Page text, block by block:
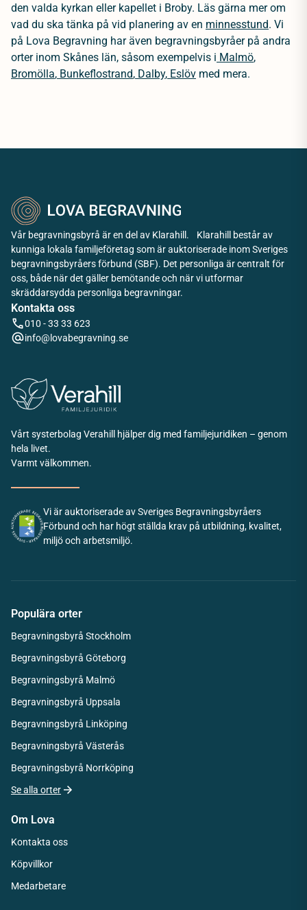
den valda kyrkan eller kapellet i Broby. Läs gärna mer om
vad du ska tänka på vid planering av en minnesstund. Vi
på Lova Begravning har även begravningsbyråer på andra
orter inom Skånes län, såsom exempelvis i Malmö,
Bromölla, Bunkeflostrand, Dalby, Eslöv med mera.
Vår begravningsbyrå är en del av Klarahill. Klarahill består av
kunniga lokala familjeföretag som är auktoriserade inom Sveriges
begravningsbyråers förbund (SBF). Det personliga är centralt för
oss, både när det gäller bemötande och när vi utformar
skräddarsydda personliga begravningar.
Kontakta oss
010 - 33 33 623
info@lovabegravning.se
Vårt systerbolag Verahill hjälper dig med familjejuridiken – genom
hela livet.
Varmt välkommen.
Vi är auktoriserade av Sveriges Begravningsbyråers
Förbund och har högt ställda krav på utbildning, kvalitet,
miljö och arbetsmiljö.
Populära orter
Begravningsbyrå Stockholm
Begravningsbyrå Göteborg
Begravningsbyrå Malmö
Begravningsbyrå Uppsala
Begravningsbyrå Linköping
Begravningsbyrå Västerås
Begravningsbyrå Norrköping
Se alla orter
Om Lova
Kontakta oss
Köpvillkor
Medarbetare